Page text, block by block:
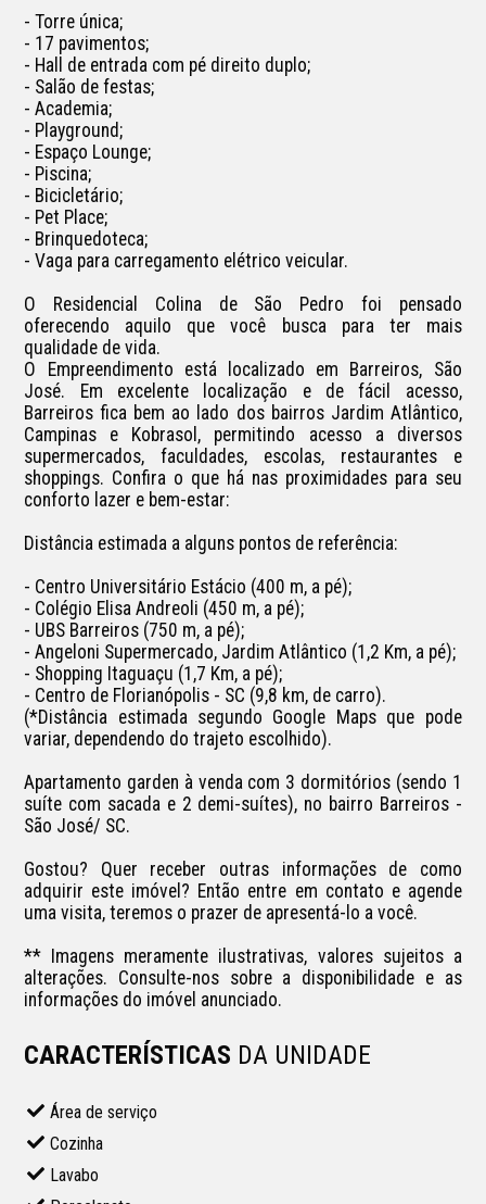
- Torre única;
- 17 pavimentos;
- Hall de entrada com pé direito duplo;
- Salão de festas;
- Academia;
- Playground;
- Espaço Lounge;
- Piscina;
- Bicicletário;
- Pet Place;
- Brinquedoteca;
- Vaga para carregamento elétrico veicular.
O Residencial Colina de São Pedro foi pensado
oferecendo aquilo que você busca para ter mais
qualidade de vida.
O Empreendimento está localizado em Barreiros, São
José. Em excelente localização e de fácil acesso,
Barreiros fica bem ao lado dos bairros Jardim Atlântico,
Campinas e Kobrasol, permitindo acesso a diversos
supermercados, faculdades, escolas, restaurantes e
shoppings. Confira o que há nas proximidades para seu
conforto lazer e bem-estar:
Distância estimada a alguns pontos de referência:
- Centro Universitário Estácio (400 m, a pé);
- Colégio Elisa Andreoli (450 m, a pé);
- UBS Barreiros (750 m, a pé);
- Angeloni Supermercado, Jardim Atlântico (1,2 Km, a pé);
- Shopping Itaguaçu (1,7 Km, a pé);
- Centro de Florianópolis - SC (9,8 km, de carro).
(*Distância estimada segundo Google Maps que pode
variar, dependendo do trajeto escolhido).
Apartamento garden à venda com 3 dormitórios (sendo 1
suíte com sacada e 2 demi-suítes), no bairro Barreiros -
São José/ SC.
Gostou? Quer receber outras informações de como
adquirir este imóvel? Então entre em contato e agende
uma visita, teremos o prazer de apresentá-lo a você.
** Imagens meramente ilustrativas, valores sujeitos a
alterações. Consulte-nos sobre a disponibilidade e as
informações do imóvel anunciado.
CARACTERÍSTICAS DA UNIDADE
Área de serviço
Cozinha
Lavabo